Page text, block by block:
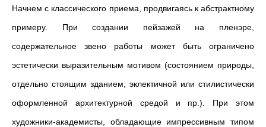
Начнем с классического приема, продвигаясь к абстрактному
примеру. При создании пейзажей на пленэре,
содержательное звено работы может быть ограничено
эстетически выразительным мотивом (состоянием природы,
отдельно стоящим зданием, эклектичной или стилистически
оформленной архитектурной средой и пр.). При этом
художники-академисты, обладающие импрессивным типом